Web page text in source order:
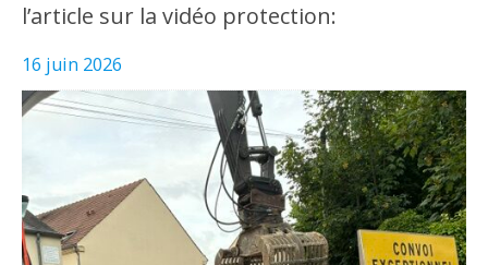
l’article sur la vidéo protection:
16 juin 2026